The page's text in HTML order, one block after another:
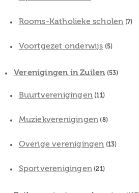
Rooms-Katholieke scholen (7)
Voortgezet onderwijs (5)
Verenigingen in Zuilen (53)
Buurtverenigingen (11)
Muziekverenigingen (8)
Overige verenigingen (13)
Sportverenigingen (21)